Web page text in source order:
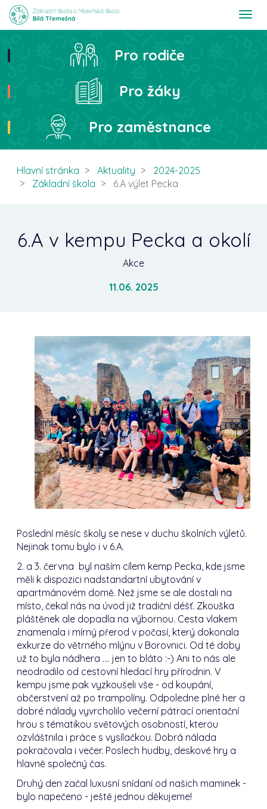
T
t
Hledat
Pro rodiče
Pro žáky
Pro zaměstnance
Hlavní stránka Aktuality
2024-2025
Základní škola
6.A výlet Pecka
6.A v kempu Pecka a okolí
Akce
11.06. 2025
Poslední měsíc školy se nese v duchu školních výletů.
Nejinak tomu bylo i v 6.A.
2. a 3. června byl naším cílem kemp Pecka, kde jsme
měli k dispozici nadstandartní ubytování v
apartmánovém domě. Než jsme se ale dostali na
místo, čekal nás na úvod již tradiční déšť. Zkouška
pláštěnek ale dopadla na výbornou. Cesta vlakem
znamenala i mírný přerod v počasí, který dokonala
exkurze do větrného mlýnu v Borovnici. Od té doby
už to byla nádhera .... jen to bláto :-) Ani to nás ale
neodradilo od cestovní hledací hry přírodnin. V
kempu jsme pak vyzkoušeli vše - od koupání,
občerstvení až po trampolíny. Odpoledne plné her a
dobré nálady vyvrcholilo večerní pátrací orientační
hrou s tématikou světových osobností, kterou
ozvláštnila i práce s vysílačkou. Dobrá nálada
pokračovala i večer. Poslech hudby, deskové hry a
hlavně společný čas.
Druhý den začal luxusní snídaní od našich maminek -
bylo napečeno - ještě jednou děkujeme!